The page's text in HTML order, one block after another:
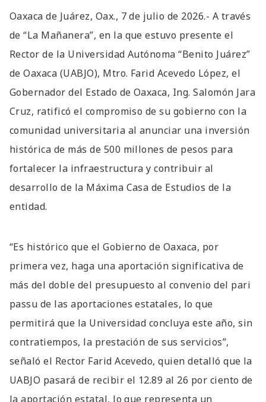
Oaxaca de Juárez, Oax., 7 de julio de 2026.- A través
de “La Mañanera”, en la que estuvo presente el
Rector de la Universidad Autónoma “Benito Juárez”
de Oaxaca (UABJO), Mtro. Farid Acevedo López, el
Gobernador del Estado de Oaxaca, Ing. Salomón Jara
Cruz, ratificó el compromiso de su gobierno con la
comunidad universitaria al anunciar una inversión
histórica de más de 500 millones de pesos para
fortalecer la infraestructura y contribuir al
desarrollo de la Máxima Casa de Estudios de la
entidad.
“Es histórico que el Gobierno de Oaxaca, por
primera vez, haga una aportación significativa de
más del doble del presupuesto al convenio del pari
passu de las aportaciones estatales, lo que
permitirá que la Universidad concluya este año, sin
contratiempos, la prestación de sus servicios”,
señaló el Rector Farid Acevedo, quien detalló que la
UABJO pasará de recibir el 12.89 al 26 por ciento de
la aportación estatal, lo que representa un